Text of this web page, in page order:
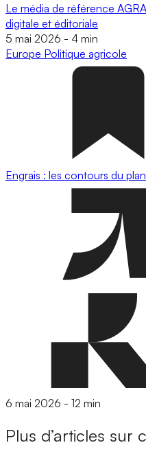
Le média de référence
digitale et éditoriale
5 mai 2026 - 4 min
Europe Politique agricole
Engrais : les contours du
6 mai 2026 - 12 min
Plus d’articles sur